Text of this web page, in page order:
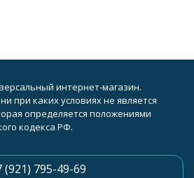
интернет-магазин.
при каких условиях не является
определяется положениями
кодекса РФ.
(921) 795-49-69